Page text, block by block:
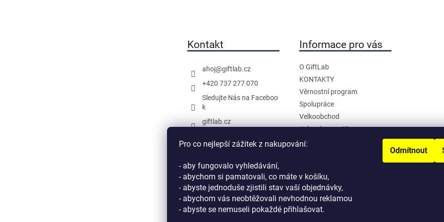
Pro co nejlepší zážitek z nakupování:
- aby fungovalo vyhledávání,
- abychom si pamatovali, co máte v košíku,
- abyste jednoduše zjistili stav vaší objednávky,
- abychom vás neobtěžovali nevhodnou reklamou
- abyste se nemuseli pokaždé přihlašovat.
Odmítnout
Kontakt
ahoj@giftlab.cz
+420 737 277 070
Sledujte Nás na Faceboo
k
giftlab.cz
Informace pro vás
O GiftLab
KONTAKTY
Věrnostní program
Spolupráce
Velkoobchod
Jak nakupovat?
Doprava a platba
Podmínky ochrany osobních
údajů